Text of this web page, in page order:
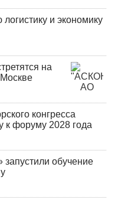
и экономику
на
конгресса
к форуму 2028 года
обучение